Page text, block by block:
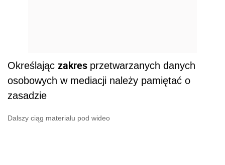
Określając zakres przetwarzanych danych
osobowych w mediacji należy pamiętać o
zasadzie
Dalszy ciąg materiału pod wideo